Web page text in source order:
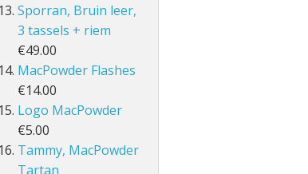
Sporran, Bruin leer,
3 tassels + riem
€49.00
MacPowder Flashes
€14.00
Logo MacPowder
€5.00
Tammy, MacPowder
Tartan